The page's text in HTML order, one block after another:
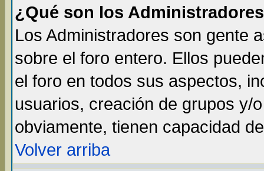
¿Qué son los
Los Administradores son gente
sobre el foro entero. Ellos
el foro en todos sus aspectos,
usuarios, creación de grupos y/
obviamente, tienen capacidad
Volver arriba